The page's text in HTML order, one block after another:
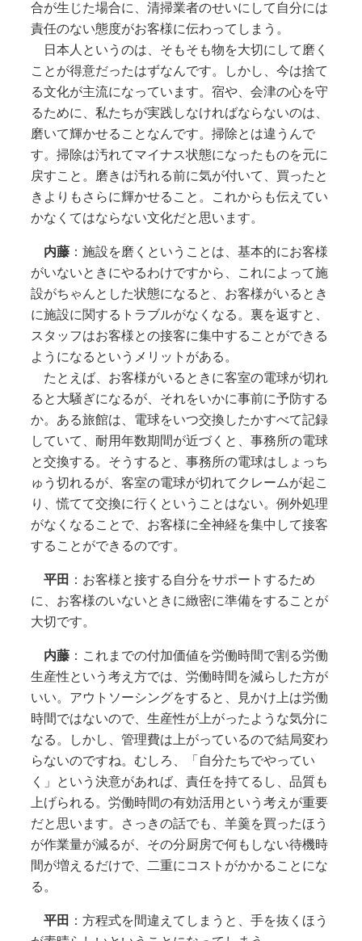
合が生じた場合に、清掃業者のせいにして自分には
責任のない態度がお客様に伝わってしまう。
日本人というのは、そもそも物を大切にして磨く
ことが得意だったはずなんです。しかし、今は捨て
る文化が主流になっています。宿や、会津の心を守
るために、私たちが実践しなければならないのは、
磨いて輝かせることなんです。掃除とは違うんで
す。掃除は汚れてマイナス状態になったものを元に
戻すこと。磨きは汚れる前に気が付いて、買ったと
きよりもさらに輝かせること。これからも伝えてい
かなくてはならない文化だと思います。
内藤：施設を磨くということは、基本的にお客様
がいないときにやるわけですから、これによって施
設がちゃんとした状態になると、お客様がいるとき
に施設に関するトラブルがなくなる。裏を返すと、
スタッフはお客様との接客に集中することができる
ようになるというメリットがある。
たとえば、お客様がいるときに客室の電球が切れ
ると大騒ぎになるが、それをいかに事前に予防する
か。ある旅館は、電球をいつ交換したかすべて記録
していて、耐用年数期間が近づくと、事務所の電球
と交換する。そうすると、事務所の電球はしょっち
ゅう切れるが、客室の電球が切れてクレームが起こ
り、慌てて交換に行くということはない。例外処理
がなくなることで、お客様に全神経を集中して接客
することができるのです。
平田 ：お客様と接する自分をサポートするため
に、お客様のいないときに緻密に準備をすることが
大切です。
内藤：これまでの付加価値を労働時間で割る労働
生産性という考え方では、労働時間を減らした方が
いい。アウトソーシングをすると、見かけ上は労働
時間ではないので、生産性が上がったような気分に
なる。しかし、管理費は上がっているので結局変わ
らないのですね。むしろ、「自分たちでやってい
く」という決意があれば、責任を持てるし、品質も
上げられる。労働時間の有効活用という考えが重要
だと思います。さっきの話でも、羊羹を買ったほう
が作業量が減るが、その分厨房で何もしない待機時
間が増えるだけで、二重にコストがかかることにな
る。
平田 ：方程式を間違えてしまうと、手を抜くほう